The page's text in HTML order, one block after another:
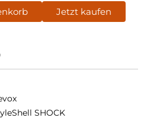
Jetzt kaufen
SHOCK